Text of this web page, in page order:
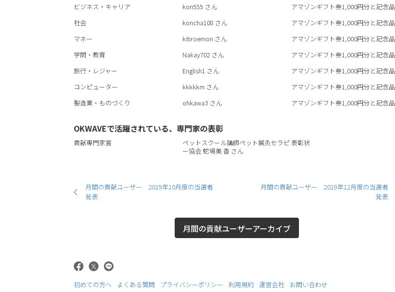
ビジネス・キャリア
kon555 さん
アマゾンギフト券1,000円分と記念品
社会
koncha108 さん
アマゾンギフト券1,000円分と記念品
マネー
kitiroemon さん
アマゾンギフト券1,000円分と記念品
学問・教育
Nakay702 さん
アマゾンギフト券1,000円分と記念品
旅行・レジャー
English1 さん
アマゾンギフト券1,000円分と記念品
コンピューター
kkkkkm さん
アマゾンギフト券1,000円分と記念品
製造業・ものづくり
ohkawa3 さん アマゾンギフト券1,000円分と記念品
OKWAVEで活躍されている、専門家の表彰
貢献専門家賞 ペットスクール講師ぺット鍼灸セラピ
ー協会 蛇場美 香 さん
表彰状
月間の貢献ユーザー 2019年10月度の当選者
発表
月間の貢献ユーザー 2019年12月度の当選者
発表
月間の貢献ユーザーアーカイブ
初めての方へ
よくある質問 プライバシーポリシー 利用規約 運営会社
お問い合わせ